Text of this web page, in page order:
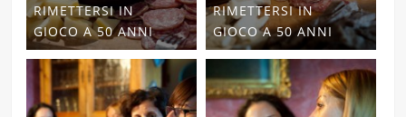
RIMETTERSI IN
GIOCO A 50 ANNI
RIMETTERSI IN
GIOCO A 50 ANNI